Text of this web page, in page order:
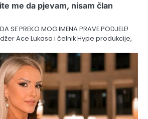
me da pjevam, nisam član
SE PREKO MOG IMENA PRAVE PODJELE!
Ace Lukasa i čelnik Hype produkcije,